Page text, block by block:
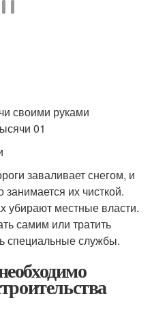
заваливает снегом, и
занимается их чисткой.
убирают местные власти.
самим или тратить
специальные службы.